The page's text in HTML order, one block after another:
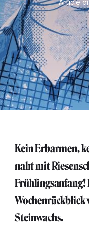
Article
Kein Erbarmen,
naht mit
Frühlingsanfang!
Wochenrückblick
Steinwachs.